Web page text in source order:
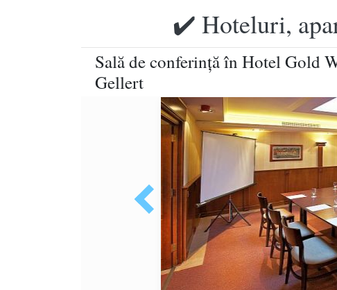
✔️ Hoteluri,
Sală de conferinţă în Hotel Gold
Gellert